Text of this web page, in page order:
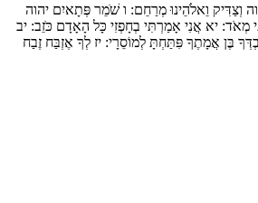
וְצַדִּיק וֵאלֹהֵינוּ מְרַחֵם: ו שֹׁמֵר פְּתָאיִם יהוה
מְאֹד: יא אֲנִי אָמַרְתִּי בְחָפְזִי כָּל הָאָדָם כֹּזֵב: יב
בֶּן אֲמָתֶךָ פִּתַּחְתָּ לְמוֹסֵרָי: יז לְךָ אֶזְבַּח זֶבַח